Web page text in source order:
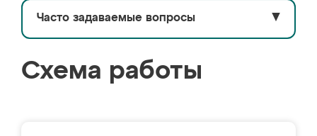
Часто задаваемые вопросы ▼
Схема работы